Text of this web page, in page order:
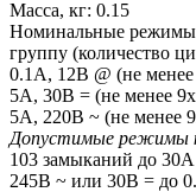
Масса, кг: 0.15
Номинальные режимы
группу (количество
0.1А, 12В @ (не менее
5А, 30В = (не менее
5А, 220В ~ (не менее
Допустимые режимы
103 замыканий до
245В ~ или 30В = до